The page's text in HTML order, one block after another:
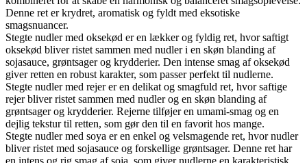
Denne ret er krydret, aromatisk og fyldt med eksotiske
smagsnuancer.
Stegte nudler med oksekød er en lækker og fyldig ret, hvor saftigt
oksekød bliver ristet sammen med nudler i en skøn blanding af
sojasauce, grøntsager og krydderier. Den intense smag af oksekød
giver retten en robust karakter, som passer perfekt til nudlerne.
Stegte nudler med rejer er en delikat og smagfuld ret, hvor saftige
rejer bliver ristet sammen med nudler og en skøn blanding af
grøntsager og krydderier. Rejerne tilføjer en umami-smag og en
dejlig tekstur til retten, som gør den til en favorit hos mange.
Stegte nudler med soya er en enkel og velsmagende ret, hvor nudler
bliver ristet med sojasauce og forskellige grøntsager. Denne ret har
en intens og rig smag af soja, som giver nudlerne en karakteristisk